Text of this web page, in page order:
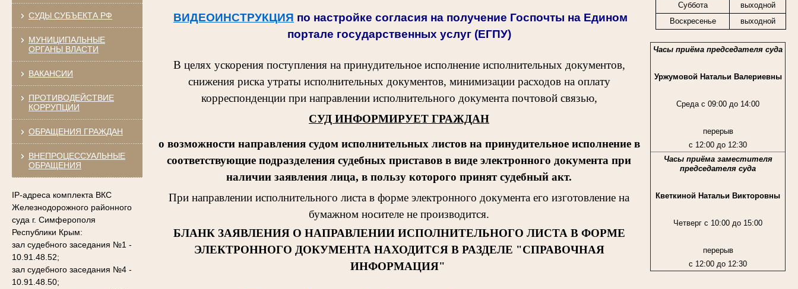
СУДЫ СУБЪЕКТА РФ
МУНИЦИПАЛЬНЫЕ
ОРГАНЫ ВЛАСТИ
ВАКАНСИИ
ПРОТИВОДЕЙСТВИЕ
КОРРУПЦИИ
ОБРАЩЕНИЯ ГРАЖДАН
ВНЕПРОЦЕССУАЛЬНЫЕ
ОБРАЩЕНИЯ
IP-адреса комплекта ВКС
Железнодорожного районного
суда г. Симферополя
Республики Крым:
зал судебного заседания №1 -
10.91.48.52;
зал судебного заседания №4 -
10.91.48.50;
Суббота
выходной
Воскресенье
выходной
Часы приёма председателя суда
Уржумовой Натальи Валериевны
Среда с 09:00 до 14:00
перерыв
с 12:00 до 12:30
Часы приёма заместителя
председателя суда
Кветкиной Натальи Викторовны
Четверг с 10:00 до 15:00
перерыв
с 12:00 до 12:30
ВИДЕОИНСТРУКЦИЯ по настройке согласия на получение Госпочты на Едином
портале государственных услуг (ЕГПУ)
В целях ускорения поступления на принудительное исполнение исполнительных документов,
снижения риска утраты исполнительных документов, минимизации расходов на оплату
корреспонденции при направлении исполнительного документа почтовой связью,
СУД ИНФОРМИРУЕТ ГРАЖДАН
о возможности направления судом исполнительных листов на принудительное исполнение в
соответствующие подразделения судебных приставов в виде электронного документа при
наличии заявления лица, в пользу которого принят судебный акт.
При направлении исполнительного листа в форме электронного документа его изготовление на
бумажном носителе не производится.
БЛАНК ЗАЯВЛЕНИЯ О НАПРАВЛЕНИИ ИСПОЛНИТЕЛЬНОГО ЛИСТА В ФОРМЕ
ЭЛЕКТРОННОГО ДОКУМЕНТА НАХОДИТСЯ В РАЗДЕЛЕ "СПРАВОЧНАЯ
ИНФОРМАЦИЯ"